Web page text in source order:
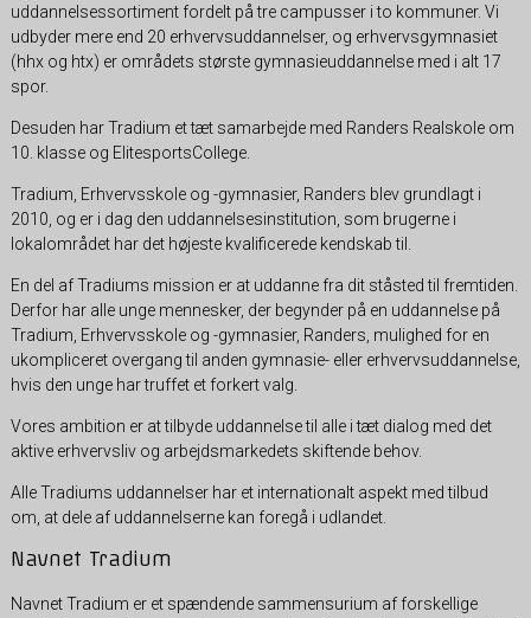
uddannelsessortiment fordelt på tre campusser i to kommuner. Vi
udbyder mere end 20 erhvervsuddannelser, og erhvervsgymnasiet
(hhx og htx) er områdets største gymnasieuddannelse med i alt 17
spor.
Desuden har Tradium et tæt samarbejde med Randers Realskole om
10. klasse og ElitesportsCollege.
Tradium, Erhvervsskole og -gymnasier, Randers blev grundlagt i
2010, og er i dag den uddannelsesinstitution, som brugerne i
lokalområdet har det højeste kvalificerede kendskab til.
En del af Tradiums mission er at uddanne fra dit ståsted til fremtiden.
Derfor har alle unge mennesker, der begynder på en uddannelse på
Tradium, Erhvervsskole og -gymnasier, Randers, mulighed for en
ukompliceret overgang til anden gymnasie- eller erhvervsuddannelse,
hvis den unge har truffet et forkert valg.
Vores ambition er at tilbyde uddannelse til alle i tæt dialog med det
aktive erhvervsliv og arbejdsmarkedets skiftende behov.
Alle Tradiums uddannelser har et internationalt aspekt med tilbud
om, at dele af uddannelserne kan foregå i udlandet.
Navnet Tradium
Navnet Tradium er et spændende sammensurium af forskellige